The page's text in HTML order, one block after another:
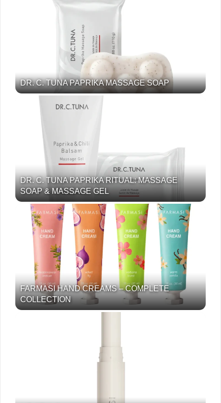
DR. C. TUNA PAPRIKA MASSAGE SOAP
DR. C. TUNA PAPRIKA RITUAL: MASSAGE
SOAP & MASSAGE GEL
FARMASI HAND CREAMS – COMPLETE
COLLECTION